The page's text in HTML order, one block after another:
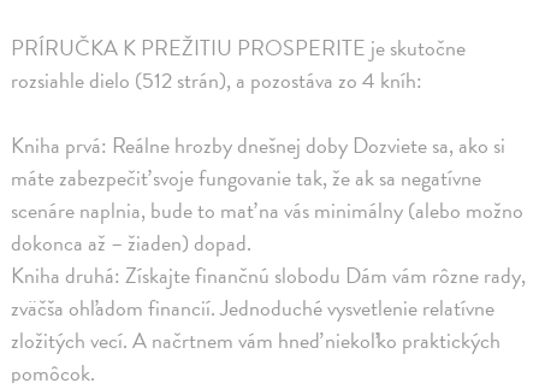
PRÍRUČKA K PREŽITIU PROSPERITE je skutočne
rozsiahle dielo (512 strán), a pozostáva zo 4 kníh:
Kniha prvá: Reálne hrozby dnešnej doby Dozviete sa, ako si
máte zabezpečiť svoje fungovanie tak, že ak sa negatívne
scenáre naplnia, bude to mať na vás minimálny (alebo možno
dokonca až – žiaden) dopad.
Kniha druhá: Získajte finančnú slobodu Dám vám rôzne rady,
zväčša ohľadom financií. Jednoduché vysvetlenie relatívne
zložitých vecí. A načrtnem vám hneď niekoľko praktických
pomôcok.